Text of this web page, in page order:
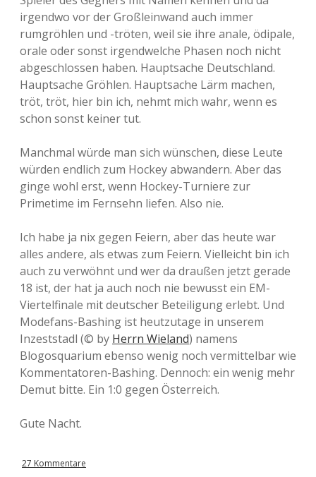
irgendwo vor der Großleinwand auch immer
rumgröhlen und -tröten, weil sie ihre anale, ödipale,
orale oder sonst irgendwelche Phasen noch nicht
abgeschlossen haben. Hauptsache Deutschland.
Hauptsache Gröhlen. Hauptsache Lärm machen,
tröt, tröt, hier bin ich, nehmt mich wahr, wenn es
schon sonst keiner tut.
Manchmal würde man sich wünschen, diese Leute
würden endlich zum Hockey abwandern. Aber das
ginge wohl erst, wenn Hockey-Turniere zur
Primetime im Fernsehn liefen. Also nie.
Ich habe ja nix gegen Feiern, aber das heute war
alles andere, als etwas zum Feiern. Vielleicht bin ich
auch zu verwöhnt und wer da draußen jetzt gerade
18 ist, der hat ja auch noch nie bewusst ein EM-
Viertelfinale mit deutscher Beteiligung erlebt. Und
Modefans-Bashing ist heutzutage in unserem
Inzeststadl (© by Herrn Wieland) namens
Blogosquarium ebenso wenig noch vermittelbar wie
Kommentatoren-Bashing. Dennoch: ein wenig mehr
Demut bitte. Ein 1:0 gegen Österreich.
Gute Nacht.
27 Kommentare